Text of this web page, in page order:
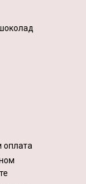
оплата